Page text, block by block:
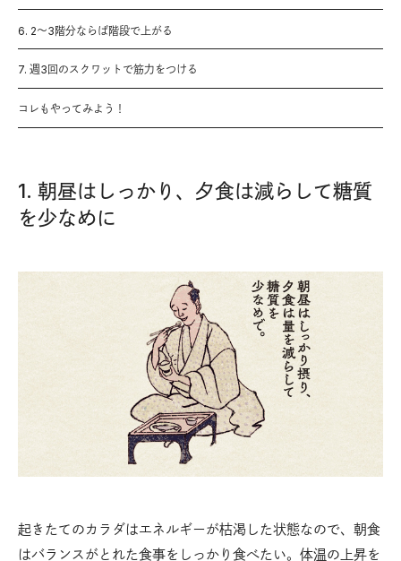
6. 2〜3階分ならば階段で上がる
7. 週3回のスクワットで筋力をつける
コレもやってみよう！
1. 朝昼はしっかり、夕食は減らして糖質
を少なめに
起きたてのカラダはエネルギーが枯渇した状態なので、朝食
はバランスがとれた食事をしっかり食べたい。体温の上昇を